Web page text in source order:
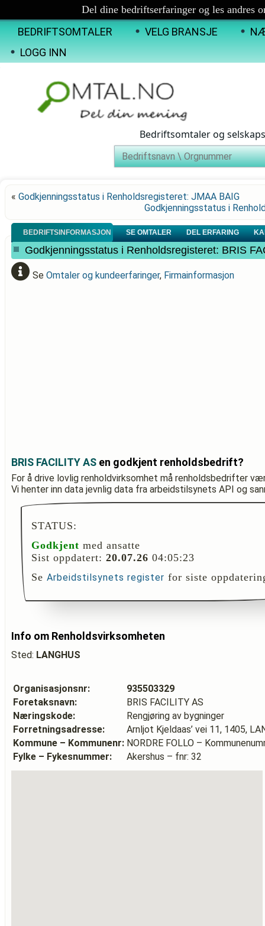
Del dine bedriftserfaringer og les andres
BEDRIFTSOMTALER VELG BRANSJE
LOGG INN
Bedriftsomtaler og
« Godkjenningsstatus i Renholdsregisteret: JMAA BAIG
Godkjenningsstatus i
BEDRIFTSINFORMASJON SE OMTALER DEL ERFARING
Godkjenningsstatus i Renholdsregisteret: BRIS
Se Omtaler og kundeerfaringer, Firmainformasjon
BRIS FACILITY AS en godkjent renholdsbedrift?
For å drive lovlig renholdvirksomhet må renholdsbedrifter
Vi henter inn data jevnlig data fra arbeidstilsynets API og
STATUS:
Godkjent med ansatte
Sist oppdatert: 20.07.26 04:05:23
Se Arbeidstilsynets register for siste
Info om Renholdsvirksomheten
Sted: LANGHUS
Organisasjonsnr:
935503329
Foretaksnavn:
BRIS FACILITY AS
Næringskode:
Rengjøring av bygninger
Forretningsadresse:
Arnljot Kjeldaas’ vei 11, 1405,
Kommune – Kommunenr: NORDRE FOLLO –
Fylke – Fykesnummer:
Akershus – fnr: 32